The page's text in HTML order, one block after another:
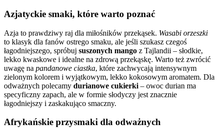
Azjatyckie smaki, które warto poznać
Azja to prawdziwy raj dla miłośników przekąsek. Wasabi orzeszki
to klasyk dla fanów ostrego smaku, ale jeśli szukasz czegoś
łagodniejszego, spróbuj suszonych mango z Tajlandii – słodkie,
lekko kwaskowe i idealne na zdrową przekąskę. Warto też zwrócić
uwagę na pandanowe ciastka, które zachwycają intensywnym
zielonym kolorem i wyjątkowym, lekko kokosowym aromatem. Dla
odważnych polecamy durianowe cukierki – owoc durian ma
specyficzny zapach, ale w formie słodyczy jest znacznie
łagodniejszy i zaskakująco smaczny.
Afrykańskie przysmaki dla odważnych